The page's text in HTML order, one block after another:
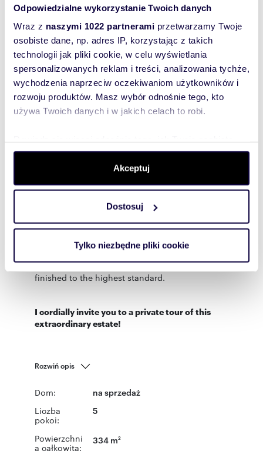
Odpowiedzialne wykorzystanie Twoich danych
Wraz z naszymi 1022 partnerami przetwarzamy Twoje
osobiste dane, np. adres IP, korzystając z takich
technologii jak pliki cookie, w celu wyświetlania
spersonalizowanych reklam i treści, analizowania tychże,
wychodzenia naprzeciw oczekiwaniom użytkowników i
rozwoju produktów. Masz wybór odnośnie tego, kto
używa Twoich danych i w jakich celach to robi.
dane są przetwarzane oraz ustaw własne preferencje w
. W Deklaracji plików cookie możesz
zmienić lub wycofać swoją zgodę w dowolnej chwili.
Wykorzystujemy pliki cookie do spersonalizowania treści
i reklam, aby oferować funkcje społecznościowe i
korzystasz z naszej witryny, udostępniamy partnerom
Partnerzy mogą połączyć te informacje z innymi danymi
korzystania z ich usług.
Akceptuj
Dostosuj
Tylko niezbędne pliki cookie
* Garden: A professional irrigation system
LOCATION:
Libertów - a premier address at the gateway to
Krakow.
* Proximity: Only 150 meters from Krakow city
renowned International School of Cracow (ISC)
in Lusina.
* Leisure: Surrounded by greenery and walking
distance to the forest, offering the perfect work-
life balance.
ADDITIONAL INFORMATION:
* No Commission: 0% commission for the
* Turnkey: The property is move-in ready,
finished to the highest standard.
I cordially invite you to a private tour of this
extraordinary estate!
Rozwiń opis
Dom: na sprzedaż
Liczba
pokoi:
5
Powierzchni
a całkowita:
334 m2